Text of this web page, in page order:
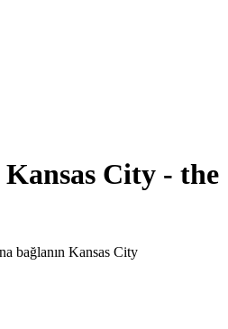
Kansas City - the
bağlanın Kansas City